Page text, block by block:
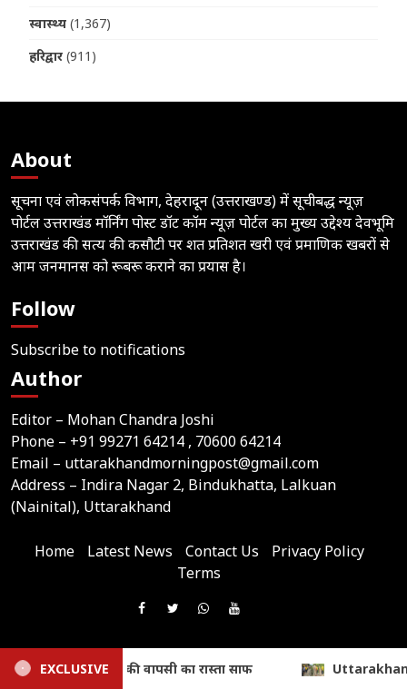
स्वास्थ्य (1,367)
हरिद्वार (911)
About
सूचना एवं लोकसंपर्क विभाग, देहरादून (उत्तराखण्ड) में सूचीबद्ध न्यूज़
पोर्टल उत्तराखंड मॉर्निंग पोस्ट डॉट कॉम न्यूज़ पोर्टल का मुख्य उद्देश्य देवभूमि
उत्तराखंड की सत्य की कसौटी पर शत प्रतिशत खरी एवं प्रमाणिक खबरों से
आम जनमानस को रूबरू कराने का प्रयास है।
Follow
Subscribe to notifications
Author
Editor – Mohan Chandra Joshi
Phone – +91 99271 64214 , 70600 64214
Email – uttarakhandmorningpost@gmail.com
Address – Indira Nagar 2, Bindukhatta, Lalkuan
(Nainital), Uttarakhand
Home Latest News Contact Us
Privacy Policy
Terms
Like Follow
On
Join
Subscribe
on
Telegram
© 2026,Uttarakhand Morning Post
Website Developed & Maintained by Webtik Media
All content and news on this website are published solely by the website owner. Webtik Media
EXCLUSIVE
Uttarakhand Accident: 250 मीटर गहरी खाई में गिरी बोलेरो, एक ही